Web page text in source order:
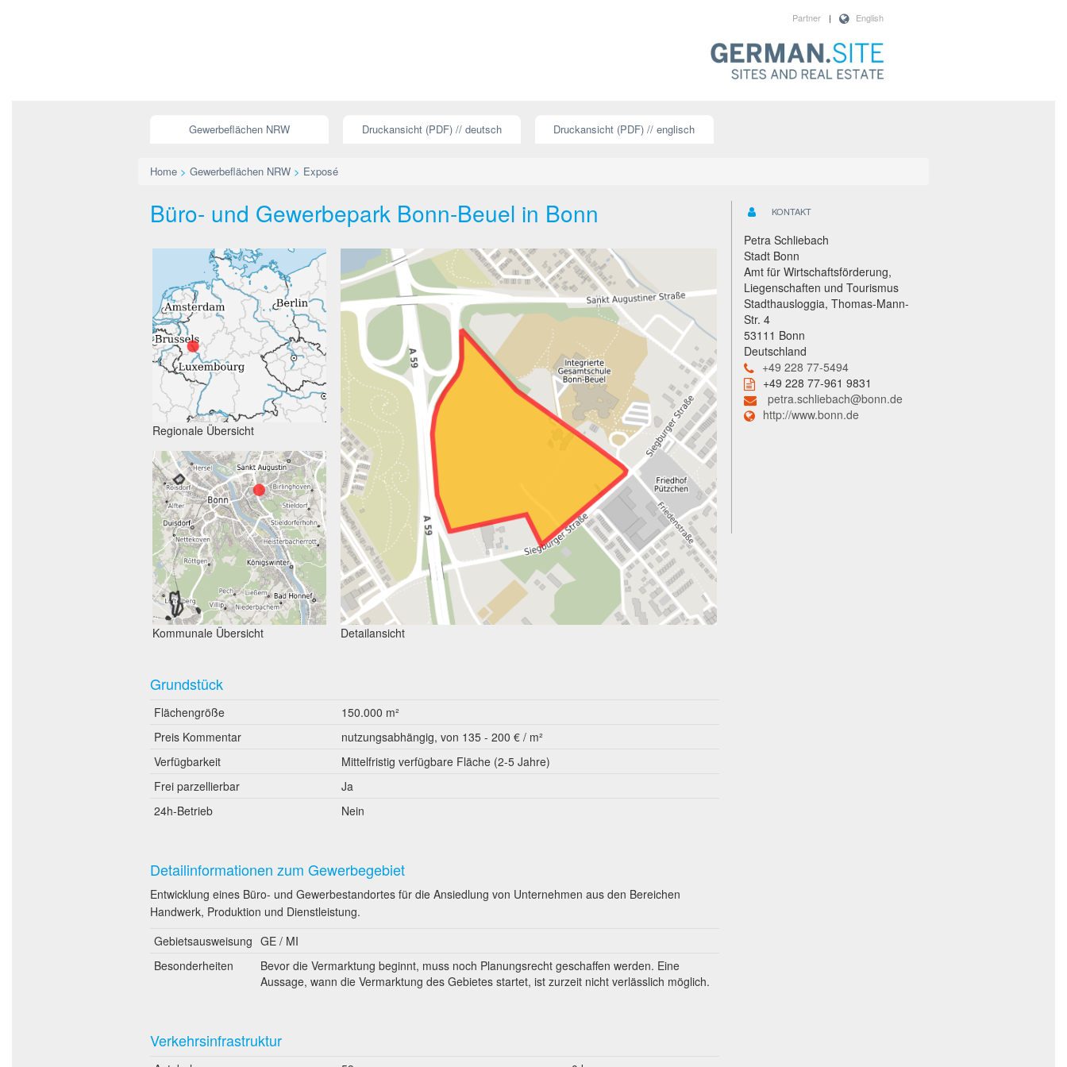
English
|
Partner
Gewerbeflächen NRW Druckansicht (PDF) // deutsch Druckansicht (PDF) // englisch
Home > Gewerbeflächen NRW > Exposé
Büro- und Gewerbepark Bonn-Beuel in Bonn
Regionale Übersicht
Kommunale Übersicht Detailansicht
Grundstück
Flächengröße
150.000 m²
Preis Kommentar
nutzungsabhängig, von 135 - 200 € / m²
Verfügbarkeit
Mittelfristig verfügbare Fläche (2-5 Jahre)
Frei parzellierbar
Ja
24h-Betrieb
Nein
Detailinformationen zum Gewerbegebiet
Entwicklung eines Büro- und Gewerbestandortes für die Ansiedlung von Unternehmen aus den Bereichen
Handwerk, Produktion und Dienstleistung.
Gebietsausweisung GE / MI
Besonderheiten
Bevor die Vermarktung beginnt, muss noch Planungsrecht geschaffen werden. Eine
Aussage, wann die Vermarktung des Gebietes startet, ist zurzeit nicht verlässlich möglich.
Verkehrsinfrastruktur
KONTAKT
Petra Schliebach
Stadt Bonn
Amt für Wirtschaftsförderung,
Liegenschaften und Tourismus
Stadthausloggia, Thomas-Mann-
Str. 4
53111 Bonn
Deutschland
+49 228 77-5494
+49 228 77-961 9831
petra.schliebach@bonn.de
http://www.bonn.de